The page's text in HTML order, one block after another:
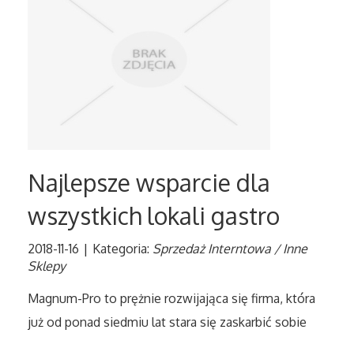
Tłumaczenia
Sprzedaż Interntowa
Dla Dzieci
Meble
Najlepsze wsparcie dla
wszystkich lokali gastro
2018-11-16 | Kategoria: Sprzedaż Interntowa / Inne
Sklepy
Magnum-Pro to prężnie rozwijająca się firma, która
już od ponad siedmiu lat stara się zaskarbić sobie